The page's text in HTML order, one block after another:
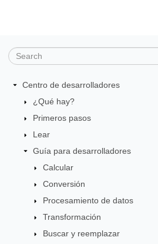
Centro de desarrolladores
¿Qué hay?
Primeros pasos
Lear
Guía para desarrolladores
Calcular
Conversión
Procesamiento de datos
Transformación
Buscar y reemplazar